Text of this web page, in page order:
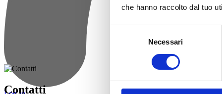
che hanno raccolto dal tuo
Necessari
Contatti